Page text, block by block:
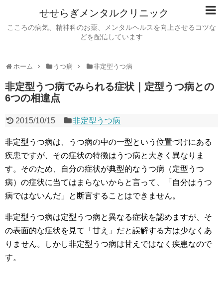
せせらぎメンタルクリニック
こころの病気、精神科のお薬、メンタルヘルスを向上させるコツな
どを配信しています
ホーム うつ病 非定型うつ病
非定型うつ病でみられる症状｜定型うつ病との
6つの相違点
2015/10/15 非定型うつ病
非定型うつ病は、うつ病の中の一型という位置づけにある
疾患ですが、その症状の特徴はうつ病と大きく異なりま
す。そのため、自分の症状が典型的なうつ病（定型うつ
病）の症状に当てはまらないからと言って、「自分はうつ
病ではないんだ」と断言することはできません。
非定型うつ病は定型うつ病と異なる症状を認めますが、そ
の表面的な症状を見て「甘え」だと誤解する方は少なくあ
りません。しかし非定型うつ病は甘えではなく疾患なので
す。